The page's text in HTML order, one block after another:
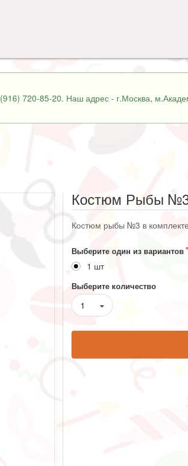
720-85-20. Наш адрес - г.Москва,
Костюм Рыбы
Костюм рыбы №3 в
Выберите один из вариантов
1 шт
Выберите количество
1